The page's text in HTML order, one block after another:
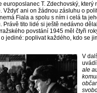
europoslanec T. Zdechovský, který
Vždyť ani on žádnou zásluhu o
Fiala a spolu s ním i celá ta
Právě tito lidé si ještě nedávno
povstání 1945 měl čtyři
jediné: poplivat každého, kdo se
V
ale